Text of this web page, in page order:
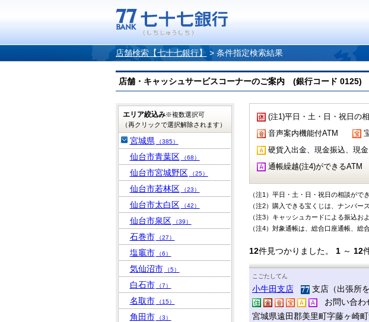
店舗検索【七十七銀行】 > 条件指定検索結果
店舗・キャッシュサービスコーナーのご案内 (銀行コード 0125)
(注1)平日・土・日・祝日の
音声案内機能付ATM
硬貨入出金、現金振込、現
通帳繰越(注4)ができるATM
（注1）平日・土・日・祝日の相談がで
（注2）購入できる宝くじは、ナンバー
（注3）キャッシュカードによる振込お
（注4）対象通帳は、総合口座通帳、総
12件見つかりました。 1～ 12
こごたしてん
小牛田支店
支店（出張所
お問い合わ
宮城県遠田郡美里町字藤ヶ崎
エリア絞込み※複数選択可
（再クリックで選択解除されます）
宮城県 （385）
仙台市青葉区 （68）
仙台市宮城野区 （25）
仙台市若林区 （23）
仙台市太白区 （42）
仙台市泉区 （39）
石巻市 （27）
塩竈市 （6）
気仙沼市 （5）
白石市 （7）
名取市 （15）
角田市 （3）